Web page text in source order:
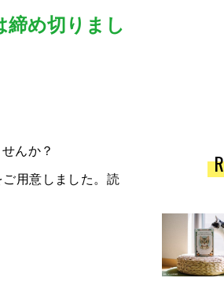
め切りまし
んか？
用意しました。読